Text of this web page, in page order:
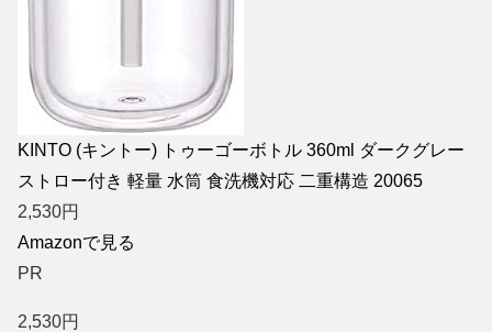
KINTO (キントー) トゥーゴーボトル 360ml ダークグレー
ストロー付き 軽量 水筒 食洗機対応 二重構造 20065
2,530円
Amazonで見る
PR
2,530円